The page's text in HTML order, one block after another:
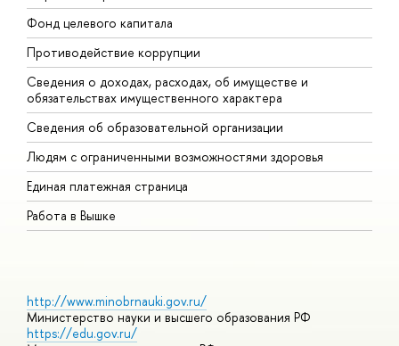
Фонд целевого капитала
Противодействие коррупции
Сведения о доходах, расходах, об имуществе и
обязательствах имущественного характера
Сведения об образовательной организации
Людям с ограниченными возможностями здоровья
Единая платежная страница
Работа в Вышке
http://www.minobrnauki.gov.ru/
Министерство науки и высшего образования РФ
https://edu.gov.ru/